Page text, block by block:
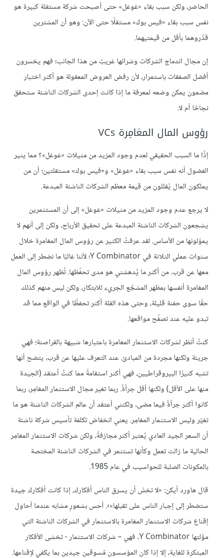
الحاضر، ولكن سبب بقاء «غوغل» حتى أصبحت شركة مستقلة كبيرة هو
نفس سبب بقاء «فيس بوك» مستقلًا حتى الآن: وهو أن المشترين
قدَّروهما بأقل من قيمتيهما.
إن مجال اندماج الشركات وشرائها غريبٌ من هذا الجانب؛ فهم يخسرون
أفضل الصفقات باستمرار، لأن رفض العروض المعقولة هو أكثر اختبار
مضمون يمكن وضعه لمعرفة ما إذا كانت إحدى الشركات الناشئة ستحقق
نجاحًا أم لا.
رؤوس المال المغامِرة VCs
إذًا ما السبب الحقيقي لعدم وجود المزيد من مثيلات «غوغل»؟ مما يثير
الفضول أنه نفس سبب بقاء «غوغل» و«فيس بوك» مستقلتين؛ أن من
يملكون المال يُقللون من قيمة معظم الشركات الناشئة المبدعة.
لا يرجع عدم وجود المزيد من مثيلات «غوغل» إلى أن المستثمرين
يشجعون الشركات الناشئة المبدعة على تحقيق الأرباح، ولكن إلى أنهم لا
يموّلونها من الأساس. لقد عرفتُ الكثير عن رؤوس المال المغامرة خلال
سنوات عملي الثلاثة في Y Combinator؛ لأننا غالبًا ما نضطر إلى العمل
معها عن قرب. من أكثر ما يُدهشني هو مدى تحفّظها. تُظهر رؤوس المال
المغامرة أنفسها بمظهر المشجِّع الجريء للابتكار، ولكن ليس منهم كذلك
حقًا سوى حفنة قليلة، وحتى هذه القلة أكثر تحفظًا في الواقع مما قد
تبدو عليه عند تصفّح مواقعها.
كنتُ أنظر لشركات الاستثمار المغامرة باعتبارها شبيهة بالقراصنة؛ فهي
جريئة ولكنها مجردة من المبادئ. عند التعرف عليها عن قرب، يتضح أنها
تشبه كثيرًا البيروقراطيين، فهي أكثر استقامةً مما كنتُ أعتقد (الجيدة
منها على الأقل) ولكنها أقل جرأةً. ربما تغير مجال الاستثمار المغامِر، ربما
كانوا أكثر جرأةً فيما مضى، ولكنني أعتقد أن عالم الشركات الناشئة هو ما
تغيَّر وليس الاستثمار المغامِر. يعني انخفاض تكلفة تأسيس شركة ناشئة
أن السعر الجيد العادي يُعتبر أكثر مجازفةً، ولكن شركات الاستثمار المغامِر
الحالية ما زالت تعمل وكأنها تستثمر في الشركات الناشئة المختصة
بالمكونات الصلبة للحواسيب في عام 1985.
قال هاورد أيكن: «لا تخشَ أن يسرق الناس أفكارك، إذا كانت أفكارك جيدة
ستضطر إلى إجبار الناس على تقبلها»›. أحس بشعورٍ مشابه عندما أحاول
إقناع شركات الاستثمار المغامرة بالاستثمار في الشركات الناشئة التي
موَّلتها Y Combinator. فهي – شركات الاستثمار - تخشى الأفكار
المبتكرة للغاية، إلا إذا كان المؤسسون مُسوقين جيدين بما يكفي لإقناعها.